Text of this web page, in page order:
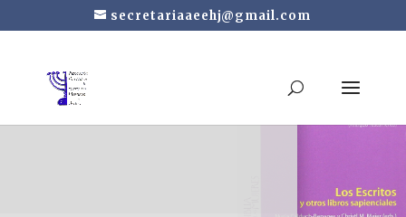
secretariaaeehj@gmail.com